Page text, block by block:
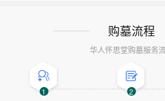
购墓流程
华人怀思堂购墓服务
1 2